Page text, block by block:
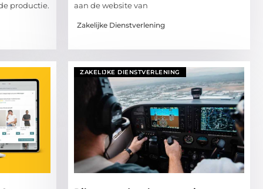
productie.
aan de website van
Zakelijke Dienstverlening
ZAKELIJKE DIENSTVERLENING